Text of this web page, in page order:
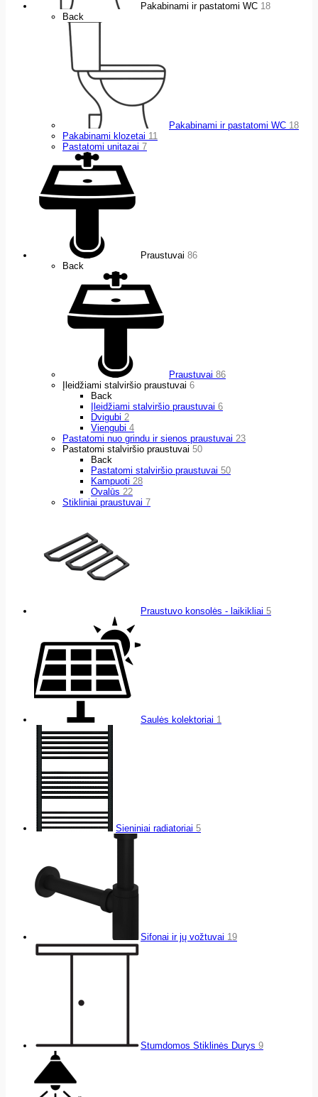
Pakabinami ir pastatomi WC 18
Back
Pakabinami ir pastatomi WC 18
Pakabinami klozetai 11
Pastatomi unitazai 7
Praustuvai 86
Back
Praustuvai 86
Įleidžiami stalviršio praustuvai 6
Back
Įleidžiami stalviršio praustuvai 6
Dvigubi 2
Viengubi 4
Pastatomi nuo grindu ir sienos praustuvai 23
Pastatomi stalviršio praustuvai 50
Back
Pastatomi stalviršio praustuvai 50
Kampuoti 28
Ovalūs 22
Stikliniai praustuvai 7
Praustuvo konsolės - laikikliai 5
Saulės kolektoriai 1
Sieniniai radiatoriai 5
Sifonai ir jų vožtuvai 19
Stumdomos Stiklinės Durys 9